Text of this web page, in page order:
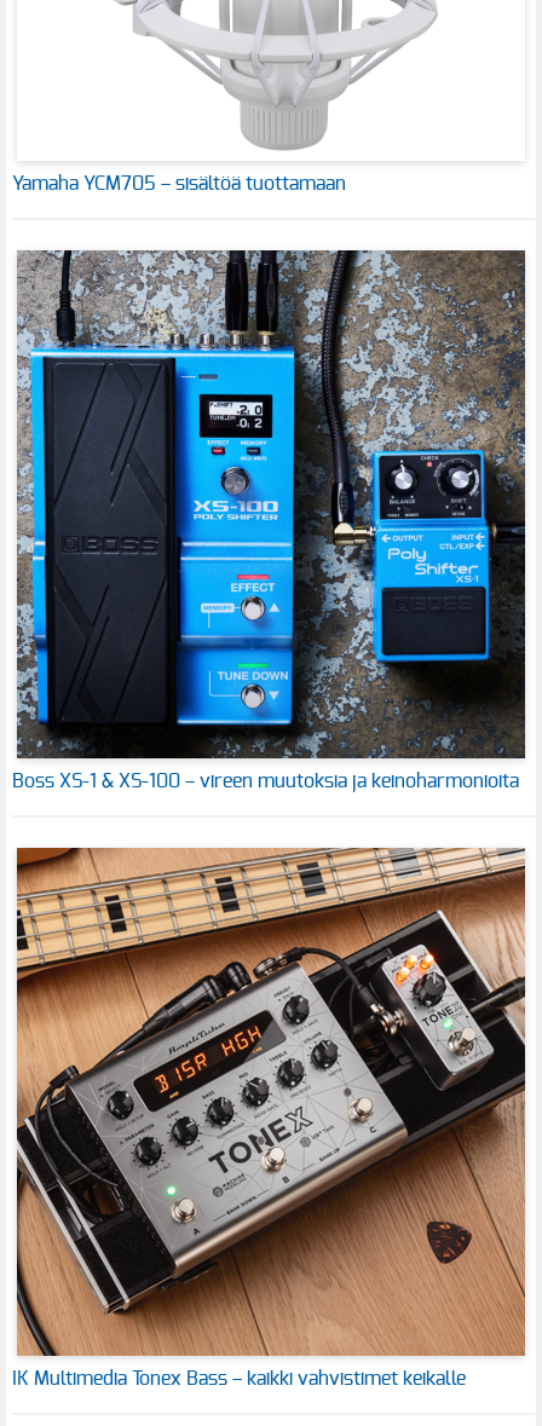
Yamaha YCM705 – sisältöä tuottamaan
Boss XS-1 & XS-100 – vireen muutoksia ja keinoharmonioita
IK Multimedia Tonex Bass – kaikki vahvistimet keikalle